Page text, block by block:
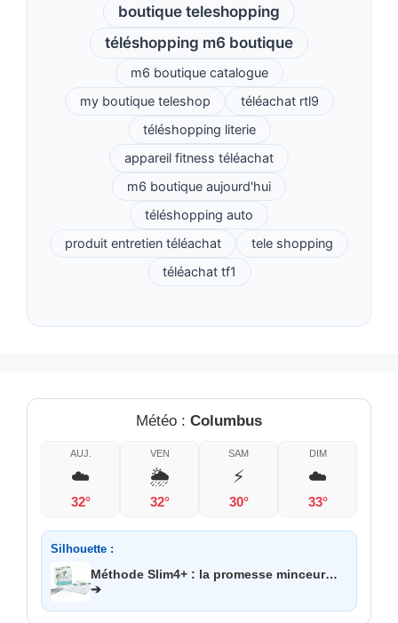
boutique teleshopping
téléshopping m6 boutique
m6 boutique catalogue
my boutique teleshop
téléachat rtl9
téléshopping literie
appareil fitness téléachat
m6 boutique aujourd'hui
téléshopping auto
produit entretien téléachat
tele shopping
téléachat tf1
Météo : Columbus
AUJ.
☁️
32°
VEN
🌦️
32°
SAM
⚡
30°
DIM
☁️
33°
Silhouette :
Méthode Slim4+ : la promesse minceur…
➔